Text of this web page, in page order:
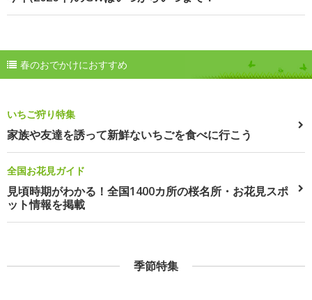
春のおでかけにおすすめ
いちご狩り特集
家族や友達を誘って新鮮ないちごを食べに行こう
全国お花見ガイド
見頃時期がわかる！全国1400カ所の桜名所・お花見スポ
ット情報を掲載
季節特集